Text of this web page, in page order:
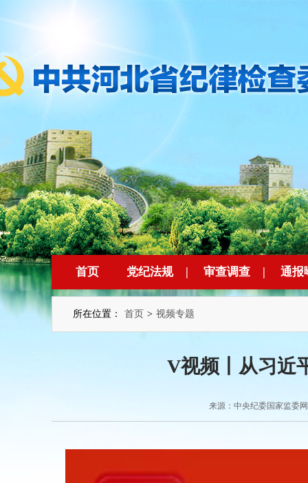
首页 党纪法规 | 审查调查 | 通报
所在位置： 首页 > 视频专题
V视频丨从习近
来源：中央纪委国家监